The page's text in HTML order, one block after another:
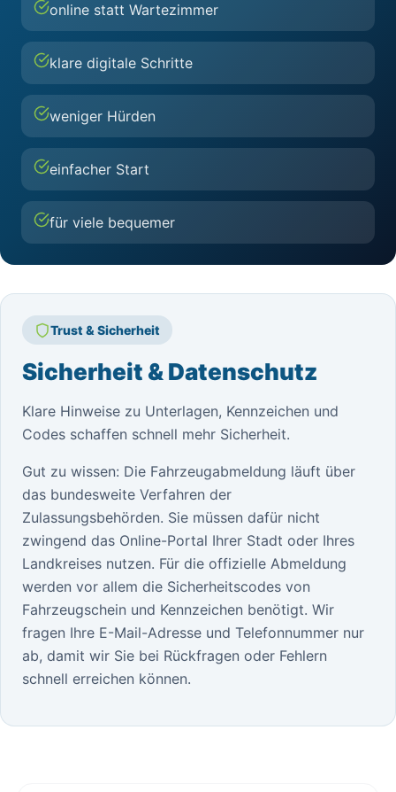
online statt Wartezimmer
klare digitale Schritte
weniger Hürden
einfacher Start
für viele bequemer
Trust & Sicherheit
Sicherheit & Datenschutz
Klare Hinweise zu Unterlagen, Kennzeichen und
Codes schaffen schnell mehr Sicherheit.
Gut zu wissen: Die Fahrzeugabmeldung läuft über
das bundesweite Verfahren der
Zulassungsbehörden. Sie müssen dafür nicht
zwingend das Online-Portal Ihrer Stadt oder Ihres
Landkreises nutzen. Für die offizielle Abmeldung
werden vor allem die Sicherheitscodes von
Fahrzeugschein und Kennzeichen benötigt. Wir
fragen Ihre E-Mail-Adresse und Telefonnummer nur
ab, damit wir Sie bei Rückfragen oder Fehlern
schnell erreichen können.